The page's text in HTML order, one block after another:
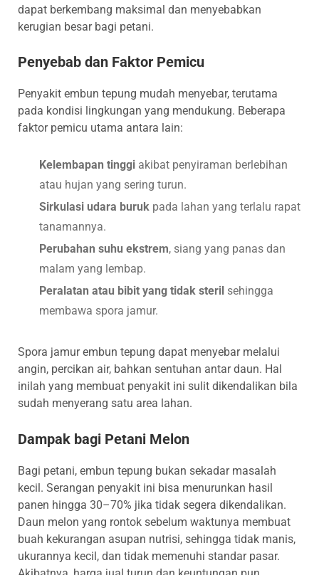
dapat berkembang maksimal dan menyebabkan
kerugian besar bagi petani.
Penyebab dan Faktor Pemicu
Penyakit embun tepung mudah menyebar, terutama
pada kondisi lingkungan yang mendukung. Beberapa
faktor pemicu utama antara lain:
Kelembapan tinggi akibat penyiraman berlebihan
atau hujan yang sering turun.
Sirkulasi udara buruk pada lahan yang terlalu rapat
tanamannya.
Perubahan suhu ekstrem, siang yang panas dan
malam yang lembap.
Peralatan atau bibit yang tidak steril sehingga
membawa spora jamur.
Spora jamur embun tepung dapat menyebar melalui
angin, percikan air, bahkan sentuhan antar daun. Hal
inilah yang membuat penyakit ini sulit dikendalikan bila
sudah menyerang satu area lahan.
Dampak bagi Petani Melon
Bagi petani, embun tepung bukan sekadar masalah
kecil. Serangan penyakit ini bisa menurunkan hasil
panen hingga 30–70% jika tidak segera dikendalikan.
Daun melon yang rontok sebelum waktunya membuat
buah kekurangan asupan nutrisi, sehingga tidak manis,
ukurannya kecil, dan tidak memenuhi standar pasar.